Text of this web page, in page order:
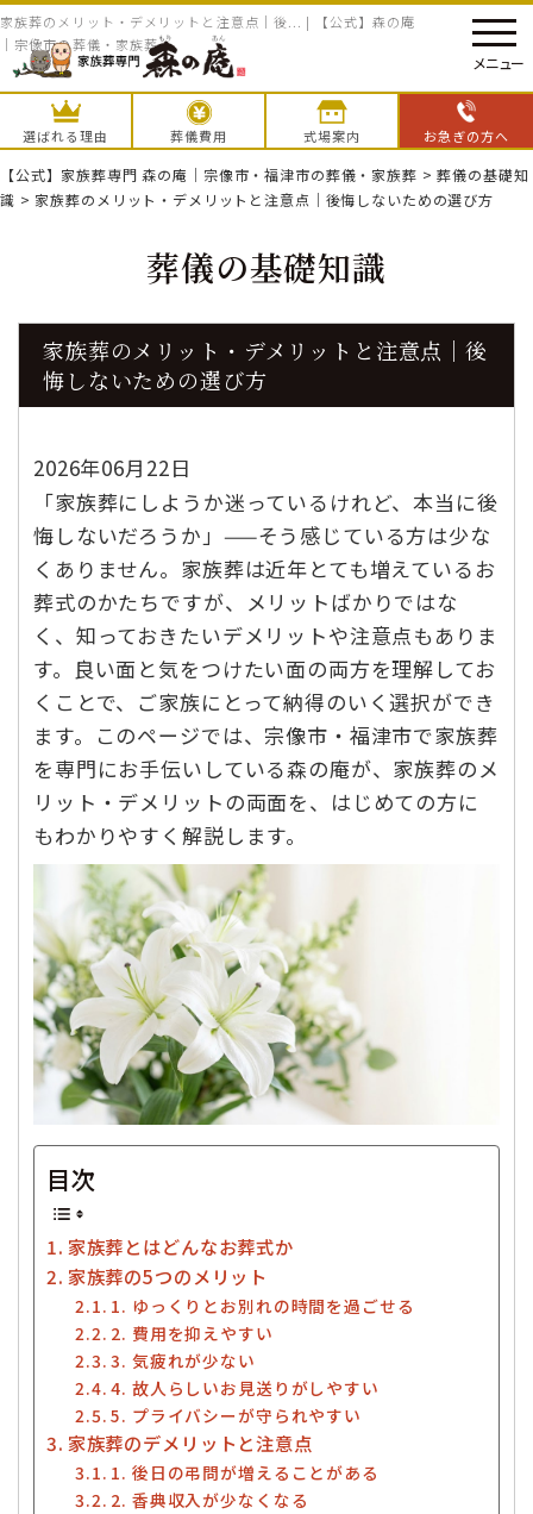
家族葬のメリット・デメリットと注意点｜後... | 【公式】森の庵
｜宗像市の葬儀・家族葬
選ばれる理由 葬儀費用 式場案内 お急ぎの方へ
メニュー
【公式】家族葬専門 森の庵｜宗像市・福津市の葬儀・家族葬 >葬儀の基礎知
識 > 家族葬のメリット・デメリットと注意点｜後悔しないための選び方
葬儀の基礎知識
家族葬のメリット・デメリットと注意点｜後
悔しないための選び方
2026年06月22日
「家族葬にしようか迷っているけれど、本当に後
悔しないだろうか」——そう感じている方は少な
くありません。家族葬は近年とても増えているお
葬式のかたちですが、メリットばかりではな
く、知っておきたいデメリットや注意点もありま
す。良い面と気をつけたい面の両方を理解してお
くことで、ご家族にとって納得のいく選択ができ
ます。このページでは、宗像市・福津市で家族葬
を専門にお手伝いしている森の庵が、家族葬のメ
リット・デメリットの両面を、はじめての方に
もわかりやすく解説します。
目次
家族葬とはどんなお葬式か
家族葬の5つのメリット
1. ゆっくりとお別れの時間を過ごせる
2. 費用を抑えやすい
3. 気疲れが少ない
4. 故人らしいお見送りがしやすい
5. プライバシーが守られやすい
家族葬のデメリットと注意点
1. 後日の弔問が増えることがある
2. 香典収入が少なくなる